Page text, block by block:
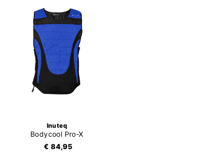
Inuteq
Bodycool Pro-X
€ 84,95